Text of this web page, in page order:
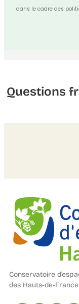
dans le cadre des
Questions
Conservatoire
des Hauts-de-France